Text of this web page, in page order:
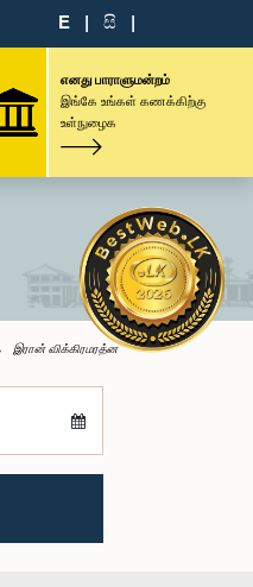
E | සි |
எனது பாராளுமன்றம்
இங்கே உங்கள் கணக்கிற்கு
உள்நுழைக
இரான் விக்கிரமரத்ன